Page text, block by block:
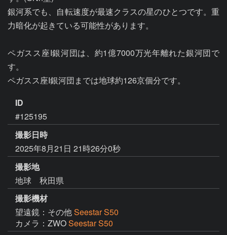
銀河系でも、自転速度が最速クラスの星のひとつです。重
力暗化が起きている可能性があります。
ペガスス座I銀河団は、約1億7000万光年離れた銀河団で
す。
ID
#125195
撮影日時
2025年8月21日 21時26分0秒
撮影地
地球 秋田県
撮影機材
望遠鏡：その他Seestar S50
カメラ：ZWOSeestar S50